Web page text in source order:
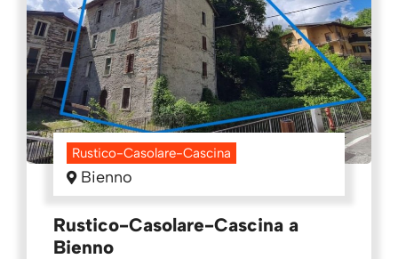
Rustico-Casolare-Cascina
Bienno
Rustico-Casolare-Cascina a
Bienno